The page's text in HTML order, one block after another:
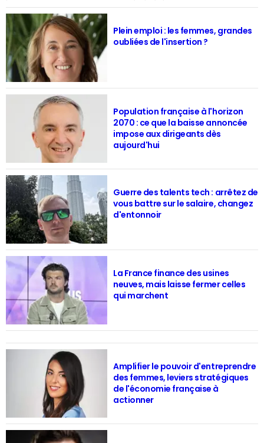
Plein emploi : les femmes, grandes
oubliées de l'insertion ?
Population française à l'horizon
2070 : ce que la baisse annoncée
impose aux dirigeants dès
aujourd'hui
Guerre des talents tech : arrêtez de
vous battre sur le salaire, changez
d'entonnoir
La France finance des usines
neuves, mais laisse fermer celles
qui marchent
Amplifier le pouvoir d'entreprendre
des femmes, leviers stratégiques
de l'économie française à
actionner